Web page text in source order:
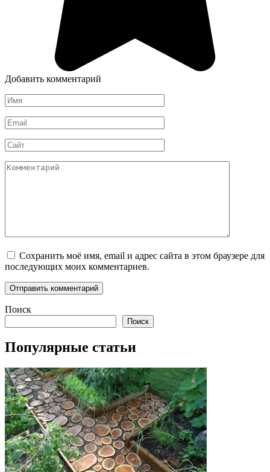
Добавить комментарий
Имя
*
Email
*
Сайт
Комментарий
Сохранить моё имя, email и адрес сайта в этом браузере для
последующих моих комментариев.
Поиск
Поиск
Популярные статьи